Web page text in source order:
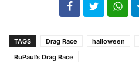
102 35
TAGS Drag Race halloween
RuPaul’s Drag Race